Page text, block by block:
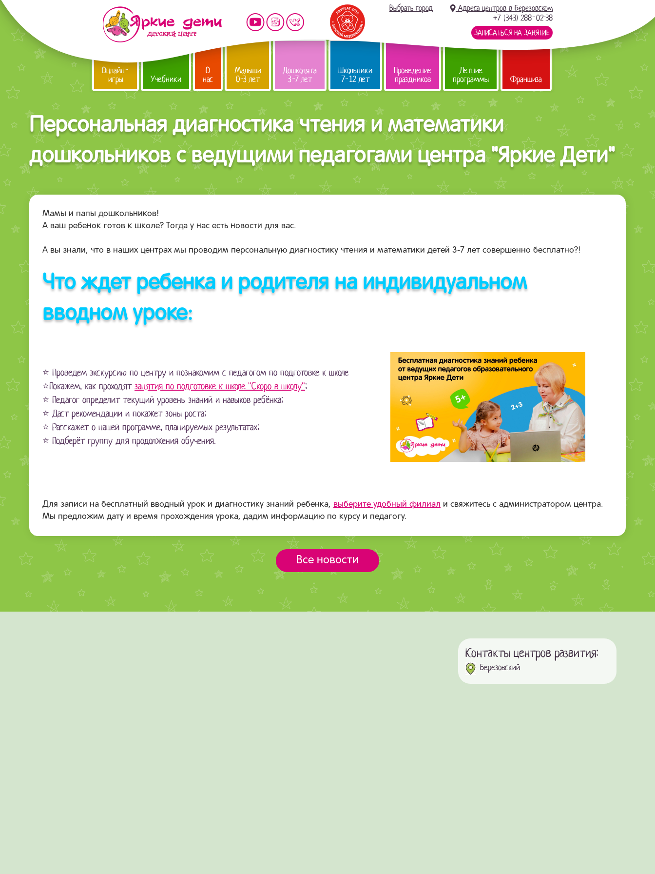
Выбрать город
Адреса центров в Березовском
+7 (343) 288-02-38
ЗАПИСАТЬСЯ НА ЗАНЯТИЕ
Онлайн-
игры Учебники
О
нас
Малыши
0-3 лет
Дошколята
3-7 лет
Школьники
7-12 лет
Проведение
праздников
Летние
программы Франшиза
Персональная диагностика чтения и математики
дошкольников с ведущими педагогами центра "Яркие Дети"
Мамы и папы дошкольников!
А ваш ребенок готов к школе? Тогда у нас есть новости для вас.
А вы знали, что в наших центрах мы проводим персональную диагностику чтения и математики детей 3-7 лет совершенно бесплатно?!
Что ждет ребенка и родителя на индивидуальном
вводном уроке:
⭐ Проведем экскурсию по центру и познакомим с педагогом по подготовке к школе
⭐Покажем, как проходят занятия по подготовке к школе "Скоро в школу";
⭐ Педагог определит текущий уровень знаний и навыков ребёнка;
⭐ Даст рекомендации и покажет зоны роста;
⭐ Расскажет о нашей программе, планируемых результатах;
⭐ Подберёт группу для продолжения обучения.
Для записи на бесплатный вводный урок и диагностику знаний ребенка, выберите удобный филиал и свяжитесь с администратором центра.
Мы предложим дату и время прохождения урока, дадим информацию по курсу и педагогу.
Все новости
Контакты центров развития:
Березовский